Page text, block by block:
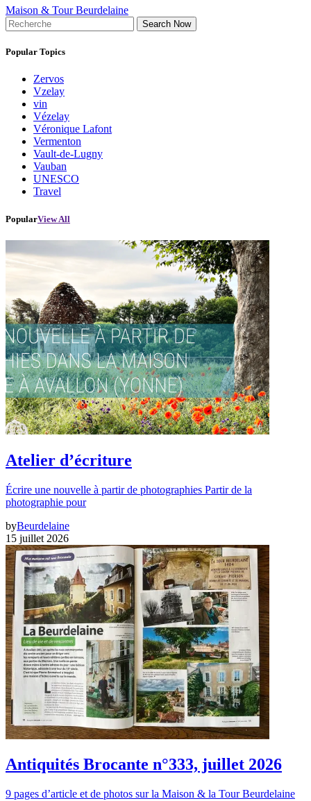
Maison & Tour Beurdelaine
Search Now
Popular Topics
Zervos
Vzelay
vin
Vézelay
Véronique Lafont
Vermenton
Vault-de-Lugny
Vauban
UNESCO
Travel
PopularView All
Atelier d’écriture
Écrire une nouvelle à partir de photographies Partir de la
photographie pour
byBeurdelaine
15 juillet 2026
Antiquités Brocante n°333, juillet 2026
9 pages d’article et de photos sur la Maison & la Tour Beurdelaine